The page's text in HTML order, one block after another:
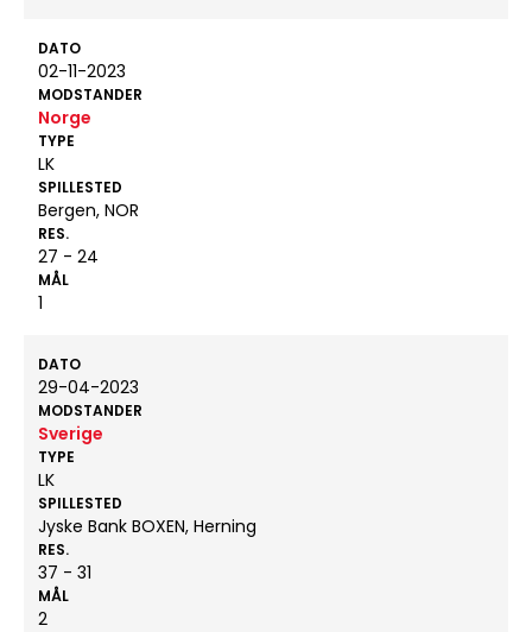
DATO
02-11-2023
MODSTANDER
Norge
TYPE
LK
SPILLESTED
Bergen, NOR
RES.
27 - 24
MÅL
1
DATO
29-04-2023
MODSTANDER
Sverige
TYPE
LK
SPILLESTED
Jyske Bank BOXEN, Herning
RES.
37 - 31
MÅL
2